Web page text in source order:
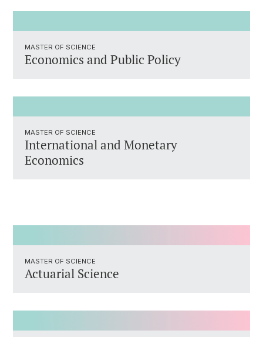
MASTER OF SCIENCE
Economics and Public Policy
MASTER OF SCIENCE
International and Monetary
Economics
MASTER OF SCIENCE
Actuarial Science